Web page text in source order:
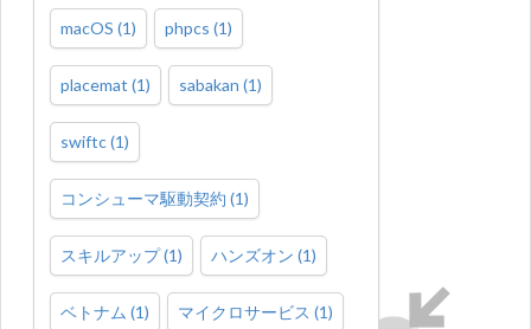
macOS (1) phpcs (1)
placemat (1) sabakan (1)
swiftc(1)
コンシューマ駆動契約 (1)
スキルアップ(1) ハンズオン (1)
ベトナム (1) マイクロサービス (1)